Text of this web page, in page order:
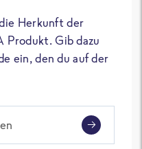
Herkunft der
Produkt. Gib dazu
ein, den du auf der